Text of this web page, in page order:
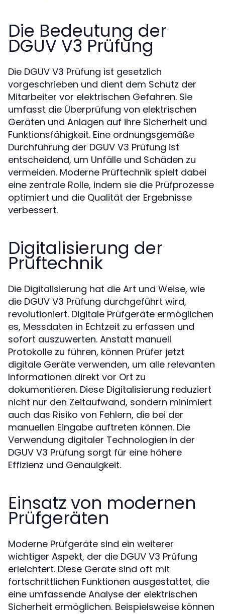
Die Bedeutung der
DGUV V3 Prüfung
Die DGUV V3 Prüfung ist gesetzlich
vorgeschrieben und dient dem Schutz der
Mitarbeiter vor elektrischen Gefahren. Sie
umfasst die Überprüfung von elektrischen
Geräten und Anlagen auf ihre Sicherheit und
Funktionsfähigkeit. Eine ordnungsgemäße
Durchführung der DGUV V3 Prüfung ist
entscheidend, um Unfälle und Schäden zu
vermeiden. Moderne Prüftechnik spielt dabei
eine zentrale Rolle, indem sie die Prüfprozesse
optimiert und die Qualität der Ergebnisse
verbessert.
Digitalisierung der
Prüftechnik
Die Digitalisierung hat die Art und Weise, wie
die DGUV V3 Prüfung durchgeführt wird,
revolutioniert. Digitale Prüfgeräte ermöglichen
es, Messdaten in Echtzeit zu erfassen und
sofort auszuwerten. Anstatt manuell
Protokolle zu führen, können Prüfer jetzt
digitale Geräte verwenden, um alle relevanten
Informationen direkt vor Ort zu
dokumentieren. Diese Digitalisierung reduziert
nicht nur den Zeitaufwand, sondern minimiert
auch das Risiko von Fehlern, die bei der
manuellen Eingabe auftreten können. Die
Verwendung digitaler Technologien in der
DGUV V3 Prüfung sorgt für eine höhere
Effizienz und Genauigkeit.
Einsatz von modernen
Prüfgeräten
Moderne Prüfgeräte sind ein weiterer
wichtiger Aspekt, der die DGUV V3 Prüfung
erleichtert. Diese Geräte sind oft mit
fortschrittlichen Funktionen ausgestattet, die
eine umfassende Analyse der elektrischen
Sicherheit ermöglichen. Beispielsweise können